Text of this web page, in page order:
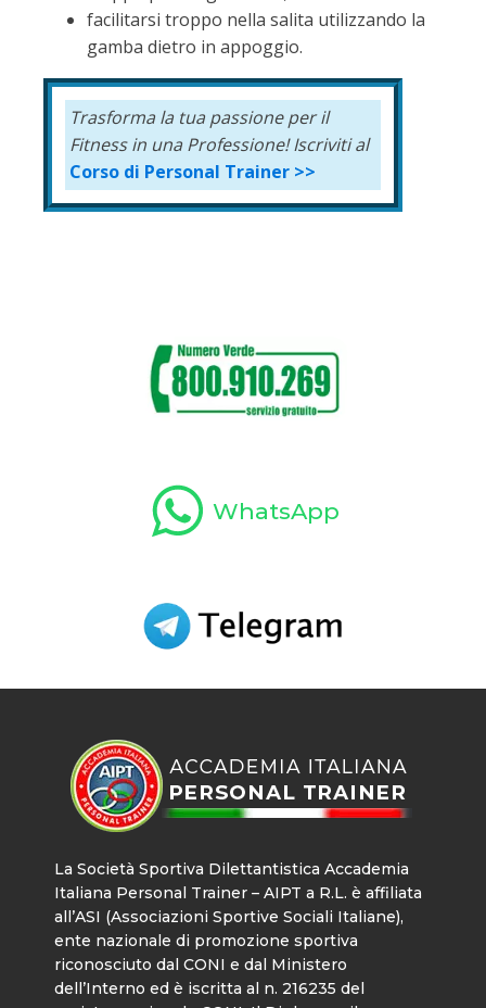
facilitarsi troppo nella salita utilizzando la
gamba dietro in appoggio.
Trasforma la tua passione per il
Fitnessin una Professione! Iscriviti al
Corso di Personal Trainer >>
WhatsApp
La Società Sportiva Dilettantistica Accademia
Italiana Personal Trainer – AIPT a R.L. è affiliata
all’ASI (Associazioni Sportive Sociali Italiane),
ente nazionale di promozione sportiva
riconosciuto dal CONI e dal Ministero
dell’Interno ed è iscritta al n. 216235 del